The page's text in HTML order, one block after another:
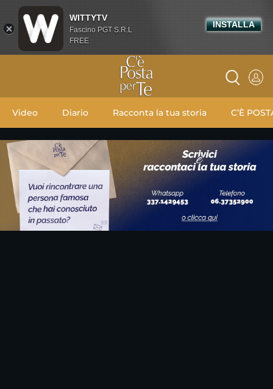
Video Diario Racconta la tua storia C’È
WITTYTV
Fascino PGT S.R.L
FREE
INSTALLA